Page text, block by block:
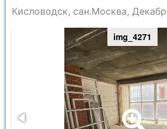
Кисловодск, сан.Москва,
img_4271